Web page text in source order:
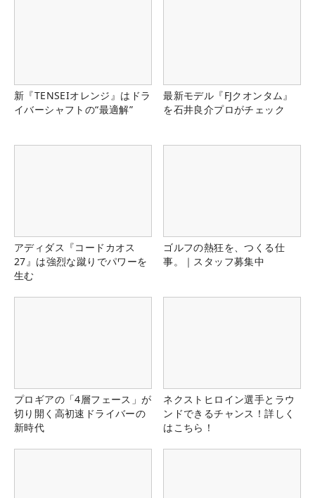
新『TENSEIオレンジ』はドラ
イバーシャフトの“最適解”
最新モデル『FJクオンタム』
を石井良介プロがチェック
アディダス『コードカオス
27』は強烈な蹴りでパワーを
生む
ゴルフの熱狂を、つくる仕
事。｜スタッフ募集中
プロギアの「4層フェース」が
切り開く高初速ドライバーの
新時代
ネクストヒロイン選手とラウ
ンドできるチャンス！詳しく
はこちら！